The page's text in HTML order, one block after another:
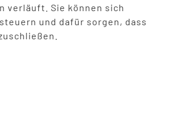
verläuft. Sie können sich
und dafür sorgen, dass